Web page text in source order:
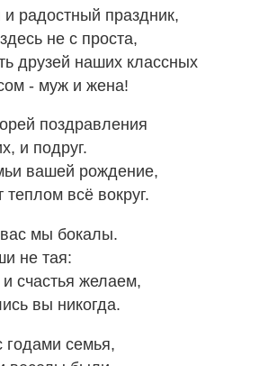
и радостный праздник,
не с проста,
друзей наших классных
- муж и жена!
поздравления
и подруг.
вашей рождение,
теплом всё вокруг.
мы бокалы.
не тая:
счастья желаем,
вы никогда.
годами семья,